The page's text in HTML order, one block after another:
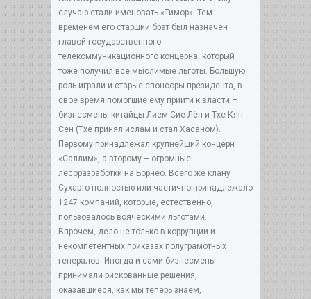
случаю стали именовать «Тимор». Тем
временем его старший брат был назначен
главой государственного
телекоммуникационного концерна, который
тоже получил все мыслимые льготы. Большую
роль играли и старые спонсоры президента, в
свое время помогшие ему прийти к власти –
бизнесмены-китайцы Лием Сие Лён и Тхе Кян
Сен (Тхе принял ислам и стал Хасаном).
Первому принадлежал крупнейший концерн
«Саллим», а второму – огромные
лесоразработки на Борнео. Всего же клану
Сухарто полностью или частично принадлежало
1247 компаний, которые, естественно,
пользовалось всяческими льготами.
Впрочем, дело не только в коррупции и
некомпетентных приказах полуграмотных
генералов. Иногда и сами бизнесмены
принимали рискованные решения,
оказавшиеся, как мы теперь знаем,